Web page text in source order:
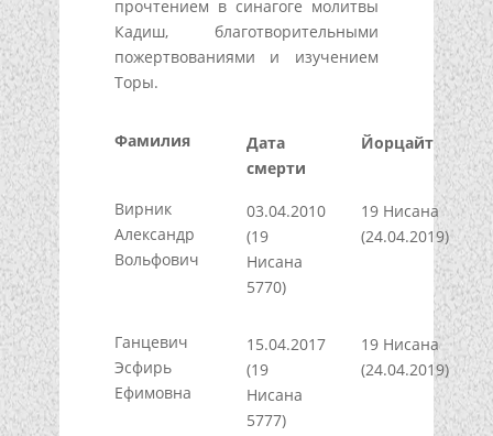
прочтением в синагоге молитвы
Кадиш, благотворительными
пожертвованиями и изучением
Торы.
Фамилия
Дата
смерти
Йорцайт
Вирник
Александр
Вольфович
03.04.2010
(19
Нисана
5770)
19 Нисана
(24.04.2019)
Ганцевич
Эсфирь
Ефимовна
15.04.2017
(19
Нисана
5777)
19 Нисана
(24.04.2019)